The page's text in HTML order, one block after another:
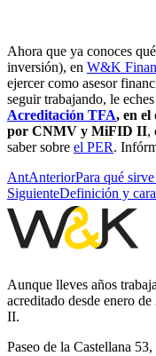
Ahora que ya conoces
inversión), en W&K
ejercer como asesor
seguir trabajando, le
Acreditación TFA, en el
por CNMV y MiFID II,
saber sobre el PER.
AntAnteriorPara qué
SiguienteDefinición y
Aunque lleves años
acreditado desde enero
II.
Paseo de la Castellana